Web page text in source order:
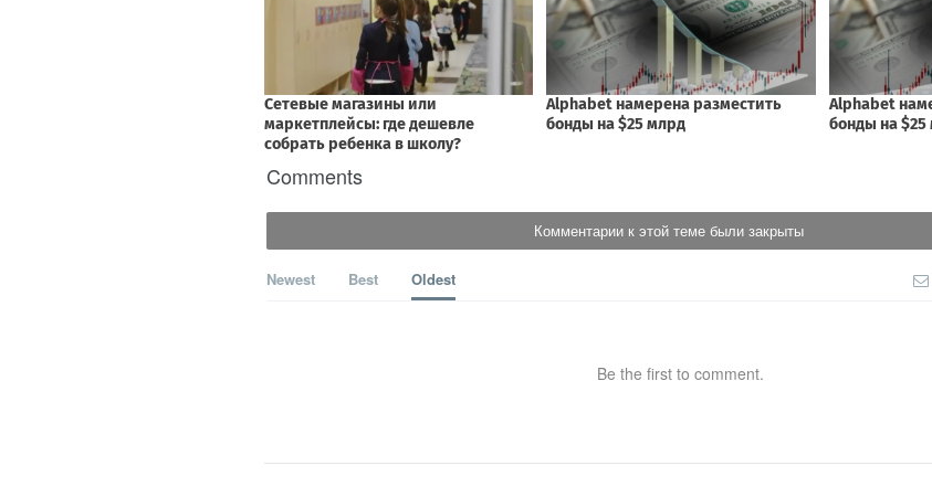
Comments
Комментарии к этой теме были закрыты
Newest Best Oldest
Be the first to comment.